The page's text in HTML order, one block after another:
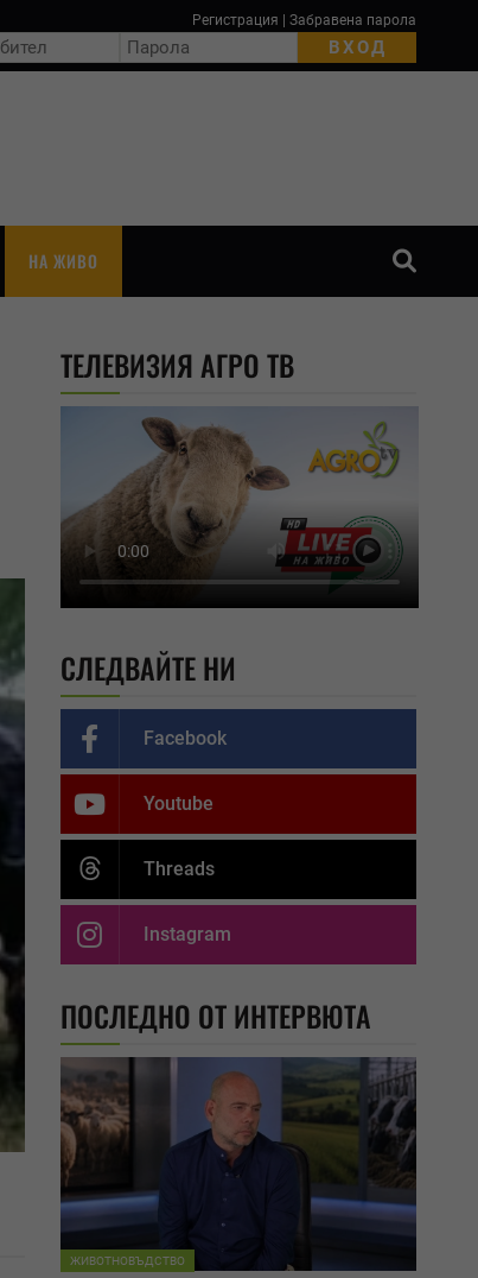
Регистрация Забравена парола
НА ЖИВО
ТЕЛЕВИЗИЯ АГРО ТВ
СЛЕДВАЙТЕ НИ
Facebook
Youtube
Threads
Instagram
ПОСЛЕДНО ОТ ИНТЕРВЮТА
ЖИВОТНОВЪДСТВО